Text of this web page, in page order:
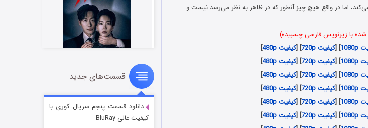
اما در واقع هیچ چیز آنطور که در ظاهر به نظر می‌رسد نیست و…
شده با زیرنویس فارسی چسبیده)
] [کیفیت 720p ] [کیفیت 480p
]
] [کیفیت 720p ] [کیفیت 480p
]
] [کیفیت 720p ] [کیفیت 480p
]
] [کیفیت 720p ] [کیفیت 480p
]
] [کیفیت 720p ] [کیفیت 480p
]
] [کیفیت 720p ] [کیفیت 480p
]
شوهر
قسمت۸ (زیرنویس) منتشر شد
قسمت‌های جدید
دانلود قسمت پنجم سریال کوری با
کیفیت عالی BluRay